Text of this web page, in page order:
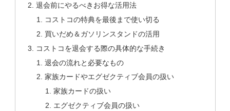
退会前にやるべきお得な活用法
コストコの特典を最後まで使い切る
買いだめ＆ガソリンスタンドの活用
コストコを退会する際の具体的な手続き
退会の流れと必要なもの
家族カードやエグゼクティブ会員の扱い
家族カードの扱い
エグゼクティブ会員の扱い